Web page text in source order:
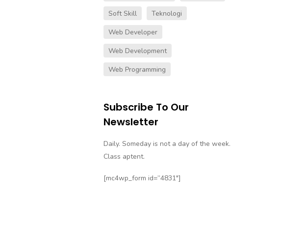
Soft Skill
Teknologi
Web Developer
Web Development
Web Programming
Subscribe To Our
Newsletter
Daily. Someday is not a day of the week.
Class aptent.
[mc4wp_form id=”4831″]